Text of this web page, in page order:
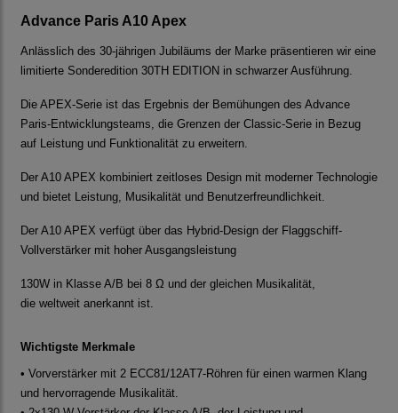
Advance Paris A10 Apex
Anlässlich des 30-jährigen Jubiläums der Marke präsentieren wir eine
limitierte Sonderedition 30TH EDITION in schwarzer Ausführung.
Die APEX-Serie ist das Ergebnis der Bemühungen des Advance
Paris-Entwicklungsteams, die Grenzen der Classic-Serie in Bezug
auf Leistung und Funktionalität zu erweitern.
Der A10 APEX kombiniert zeitloses Design mit moderner Technologie
und bietet Leistung, Musikalität und Benutzerfreundlichkeit.
Der A10 APEX verfügt über das Hybrid-Design der Flaggschiff-
Vollverstärker mit hoher Ausgangsleistung
130W in Klasse A/B bei 8 Ω und der gleichen Musikalität,
die weltweit anerkannt ist.
Wichtigste Merkmale
• Vorverstärker mit 2 ECC81/12AT7-Röhren für einen warmen Klang
und hervorragende Musikalität.